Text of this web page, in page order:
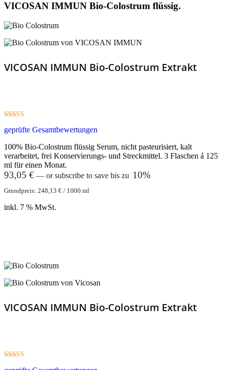
VICOSAN IMMUN Bio-Colostrum flüssig.
VICOSAN IMMUN Bio-Colostrum Extrakt
out of 5
geprüfte Gesamtbewertungen
100% Bio-Colostrum flüssig Serum, nicht pasteurisiert, kalt
verarbeitet, frei Konservierungs- und Streckmittel. 3 Flaschen á 125
ml für einen Monat.
93,05 € — or subscribe to save bis zu 10%
Grundpreis: 248,13 € / 1000 ml
inkl. 7 % MwSt.
VICOSAN IMMUN Bio-Colostrum Extrakt